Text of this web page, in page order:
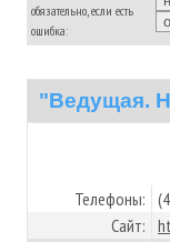
обязательно, если есть
ошибка:
"Ведущая.
Телефоны:
Сайт: